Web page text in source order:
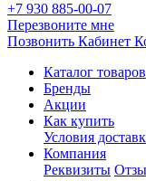
+7 930 885-00-07
Перезвоните мне
Позвонить Кабинет
Каталог товаров
Бренды
Акции
Как купить
Условия
Компания
Реквизиты